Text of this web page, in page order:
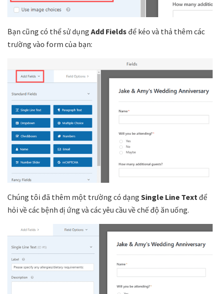
Bạn cũng có thể sử dụng Add Fields để kéo và thả thêm các
trường vào form của bạn:
Chúng tôi đã thêm một trường có dạng Single Line Textđể
hỏi về các bệnh dị ứng và các yêu cầu về chế độ ăn uống.